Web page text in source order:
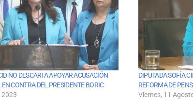
NO DESCARTA APOYAR ACUSACIÓN
CONTRA DEL PRESIDENTE BORIC
2023
DIPUTADA SOFÍA
REFORMA DE
Viernes, 11